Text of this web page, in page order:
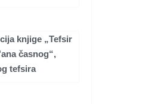
knjige „Tefsir
časnog“,
tefsira